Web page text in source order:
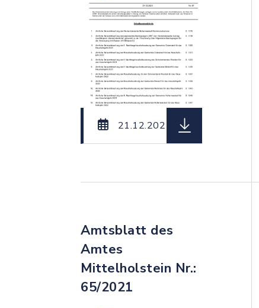
21.12.2021
herunterladen
Amtsblatt des
Amtes
Mittelholstein Nr.:
65/2021